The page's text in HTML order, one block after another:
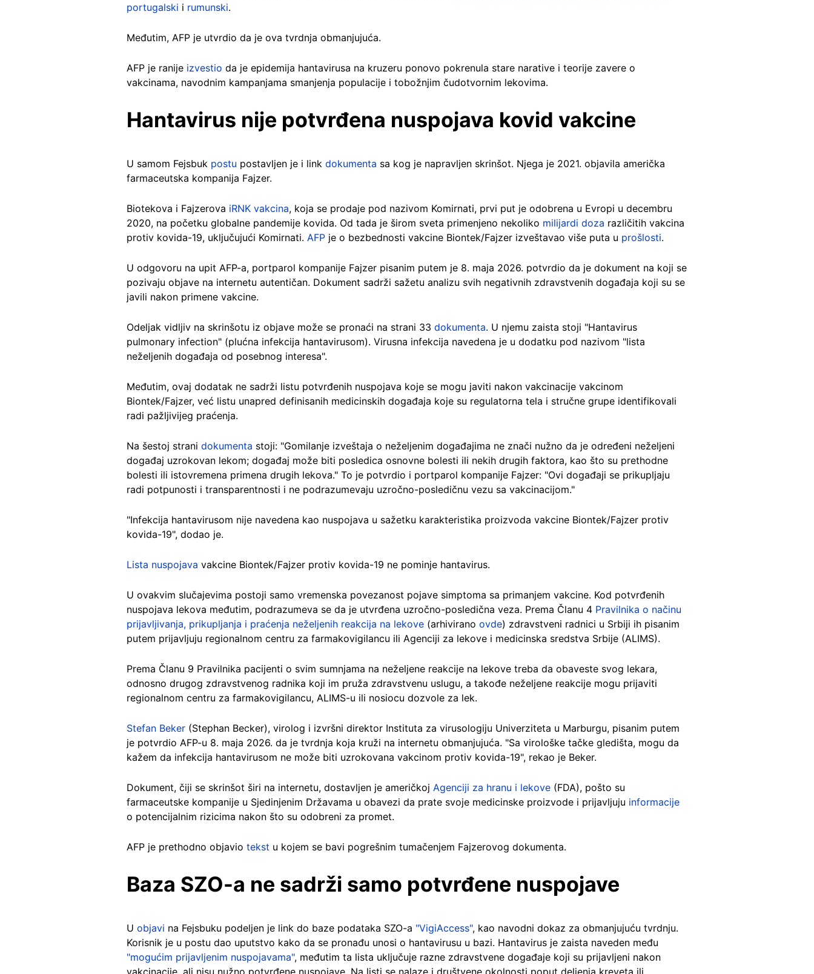
portugalski i rumunski.
Međutim, AFP je utvrdio da je ova tvrdnja obmanjujuća.
AFP je ranije izvestio da je epidemija hantavirusa na kruzeru ponovo pokrenula stare narative i teorije zavere o
vakcinama, navodnim kampanjama smanjenja populacije i tobožnjim čudotvornim lekovima.
Hantavirus nije potvrđena nuspojava kovid vakcine
U samom Fejsbuk postu postavljen je i link dokumenta sa kog je napravljen skrinšot. Njega je 2021. objavila američka
farmaceutska kompanija Fajzer.
Biotekova i Fajzerova iRNK vakcina, koja se prodaje pod nazivom Komirnati, prvi put je odobrena u Evropi u decembru
2020, na početku globalne pandemije kovida. Od tada je širom sveta primenjeno nekoliko milijardi doza različitih vakcina
protiv kovida-19, uključujući Komirnati. AFP je o bezbednosti vakcine Biontek/Fajzer izveštavao više puta u prošlosti.
U odgovoru na upit AFP-a, portparol kompanije Fajzer pisanim putem je 8. maja 2026. potvrdio da je dokument na koji se
pozivaju objave na internetu autentičan. Dokument sadrži sažetu analizu svih negativnih zdravstvenih događaja koji su se
javili nakon primene vakcine.
Odeljak vidljiv na skrinšotu iz objave može se pronaći na strani 33 dokumenta. U njemu zaista stoji "Hantavirus
pulmonary infection" (plućna infekcija hantavirusom). Virusna infekcija navedena je u dodatku pod nazivom "lista
neželjenih događaja od posebnog interesa".
Međutim, ovaj dodatak ne sadrži listu potvrđenih nuspojava koje se mogu javiti nakon vakcinacije vakcinom
Biontek/Fajzer, već listu unapred definisanih medicinskih događaja koje su regulatorna tela i stručne grupe identifikovali
radi pažljivijeg praćenja.
Na šestoj strani dokumenta stoji: "Gomilanje izveštaja o neželjenim događajima ne znači nužno da je određeni neželjeni
događaj uzrokovan lekom; događaj može biti posledica osnovne bolesti ili nekih drugih faktora, kao što su prethodne
bolesti ili istovremena primena drugih lekova." To je potvrdio i portparol kompanije Fajzer: "Ovi događaji se prikupljaju
radi potpunosti i transparentnosti i ne podrazumevaju uzročno-posledičnu vezu sa vakcinacijom."
"Infekcija hantavirusom nije navedena kao nuspojava u sažetku karakteristika proizvoda vakcine Biontek/Fajzer protiv
kovida-19", dodao je.
Lista nuspojava vakcine Biontek/Fajzer protiv kovida-19 ne pominje hantavirus.
U ovakvim slučajevima postoji samo vremenska povezanost pojave simptoma sa primanjem vakcine. Kod potvrđenih
nuspojava lekova međutim, podrazumeva se da je utvrđena uzročno-posledična veza. Prema Članu 4 Pravilnika o načinu
prijavljivanja, prikupljanja i praćenja neželjenih reakcija na lekove (arhivirano ovde) zdravstveni radnici u Srbiji ih pisanim
putem prijavljuju regionalnom centru za farmakovigilancu ili Agenciji za lekove i medicinska sredstva Srbije (ALIMS).
Prema Članu 9 Pravilnika pacijenti o svim sumnjama na neželjene reakcije na lekove treba da obaveste svog lekara,
odnosno drugog zdravstvenog radnika koji im pruža zdravstvenu uslugu, a takođe neželjene reakcije mogu prijaviti
regionalnom centru za farmakovigilancu, ALIMS-u ili nosiocu dozvole za lek.
Stefan Beker (Stephan Becker), virolog i izvršni direktor Instituta za virusologiju Univerziteta u Marburgu, pisanim putem
je potvrdio AFP-u 8. maja 2026. da je tvrdnja koja kruži na internetu obmanjujuća. "Sa virološke tačke gledišta, mogu da
kažem da infekcija hantavirusom ne može biti uzrokovana vakcinom protiv kovida-19", rekao je Beker.
Dokument, čiji se skrinšot širi na internetu, dostavljen je američkoj Agenciji za hranu i lekove (FDA), pošto su
farmaceutske kompanije u Sjedinjenim Državama u obavezi da prate svoje medicinske proizvode i prijavljuju informacije
o potencijalnim rizicima nakon što su odobreni za promet.
AFP je prethodno objavio tekst u kojem se bavi pogrešnim tumačenjem Fajzerovog dokumenta.
Baza SZO-a ne sadrži samo potvrđene nuspojave
U objavi na Fejsbuku podeljen je link do baze podataka SZO-a "VigiAccess", kao navodni dokaz za obmanjujuću tvrdnju.
Korisnik je u postu dao uputstvo kako da se pronađu unosi o hantavirusu u bazi. Hantavirus je zaista naveden među
"mogućim prijavljenim nuspojavama", međutim ta lista uključuje razne zdravstvene događaje koji su prijavljeni nakon